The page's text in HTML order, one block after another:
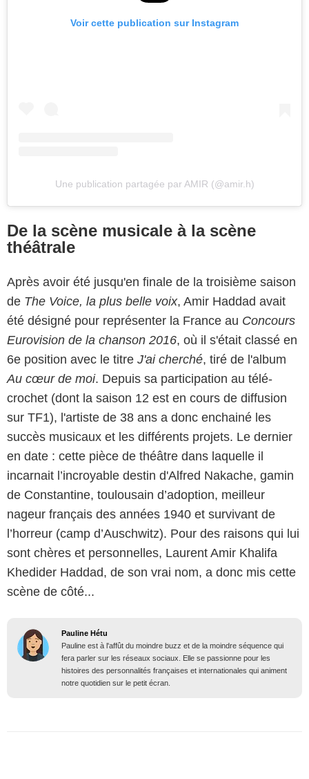
Voir cette publication sur Instagram
Une publication partagée par AMIR (@amir.h)
De la scène musicale à la scène
théâtrale
Après avoir été jusqu'en finale de la troisième saison
de The Voice, la plus belle voix, Amir Haddad avait
été désigné pour représenter la France au Concours
Eurovision de la chanson 2016, où il s'était classé en
6e position avec le titre J'ai cherché, tiré de l'album
Au cœur de moi. Depuis sa participation au télé-
crochet (dont la saison 12 est en cours de diffusion
sur TF1), l'artiste de 38 ans a donc enchainé les
succès musicaux et les différents projets. Le dernier
en date : cette pièce de théâtre dans laquelle il
incarnait l’incroyable destin d'Alfred Nakache, gamin
de Constantine, toulousain d’adoption, meilleur
nageur français des années 1940 et survivant de
l’horreur (camp d’Auschwitz). Pour des raisons qui lui
sont chères et personnelles, Laurent Amir Khalifa
Khedider Haddad, de son vrai nom, a donc mis cette
scène de côté...
Pauline Hétu
Pauline est à l'affût du moindre buzz et de la moindre séquence qui
fera parler sur les réseaux sociaux. Elle se passionne pour les
histoires des personnalités françaises et internationales qui animent
notre quotidien sur le petit écran.